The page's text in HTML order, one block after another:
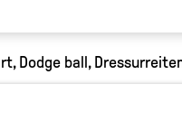
Dodge ball,